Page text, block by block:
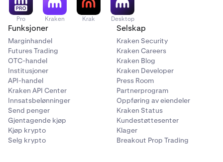
Pro Kraken Krak Desktop
Funksjoner
Marginhandel
Futures Trading
OTC-handel
Institusjoner
API-handel
Kraken API Center
Innsatsbelønninger
Send penger
Gjentagende kjøp
Kjøp krypto
Selg krypto
Selskap
Kraken Security
Kraken Careers
Kraken Blog
Kraken Developer
Press Room
Partnerprogram
Oppføring av eiendeler
Kraken Status
Kundestøttesenter
Klager
Breakout Prop Trading